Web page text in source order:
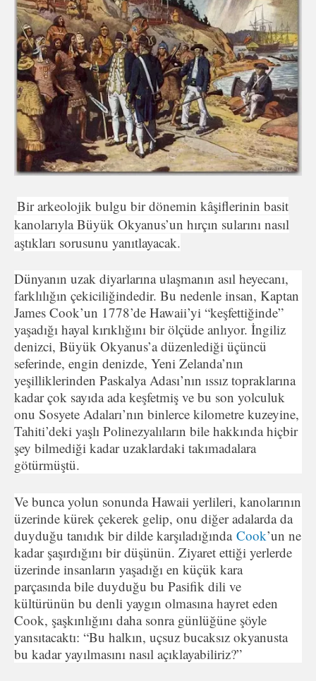
Bir arkeolojik bulgu bir dönemin kâşiflerinin basit
kanolarıyla Büyük Okyanus’un hırçın sularını nasıl
aştıkları sorusunu yanıtlayacak.
Dünyanın uzak diyarlarına ulaşmanın asıl heyecanı,
farklılığın çekiciliğindedir. Bu nedenle insan, Kaptan
James Cook’un 1778’de Hawaii’yi “keşfettiğinde”
yaşadığı hayal kırıklığını bir ölçüde anlıyor. İngiliz
denizci, Büyük Okyanus’a düzenlediği üçüncü
seferinde, engin denizde, Yeni Zelanda’nın
yeşilliklerinden Paskalya Adası’nın ıssız topraklarına
kadar çok sayıda ada keşfetmiş ve bu son yolculuk
onu Sosyete Adaları’nın binlerce kilometre kuzeyine,
Tahiti’deki yaşlı Polinezyalıların bile hakkında hiçbir
şey bilmediği kadar uzaklardaki takımadalara
götürmüştü.
Ve bunca yolun sonunda Hawaii yerlileri, kanolarının
üzerinde kürek çekerek gelip, onu diğer adalarda da
duyduğu tanıdık bir dilde karşıladığında Cook’un ne
kadar şaşırdığını bir düşünün. Ziyaret ettiği yerlerde
üzerinde insanların yaşadığı en küçük kara
parçasında bile duyduğu bu Pasifik dili ve
kültürünün bu denli yaygın olmasına hayret eden
Cook, şaşkınlığını daha sonra günlüğüne şöyle
yansıtacaktı: “Bu halkın, uçsuz bucaksız okyanusta
bu kadar yayılmasını nasıl açıklayabiliriz?”